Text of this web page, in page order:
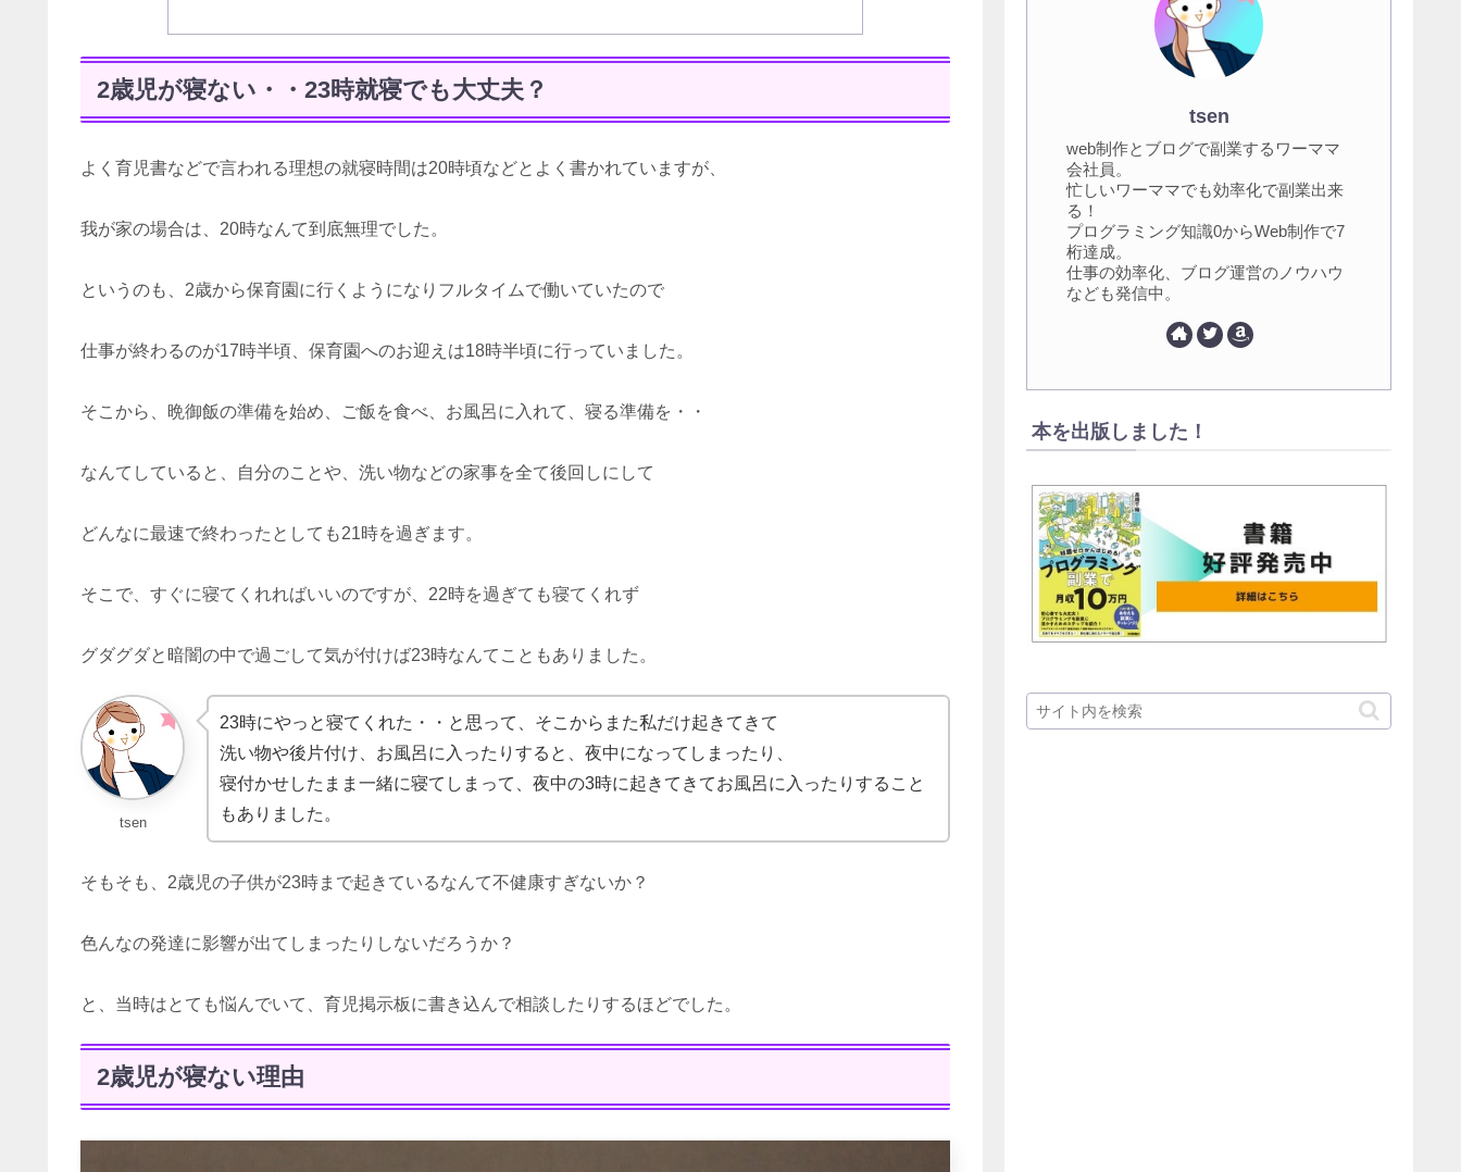
2歳児が寝ない・・23時就寝でも大丈夫？
よく育児書などで言われる理想の就寝時間は20時頃などとよく書かれていますが、
我が家の場合は、20時なんて到底無理でした。
というのも、2歳から保育園に行くようになりフルタイムで働いていたので
仕事が終わるのが17時半頃、保育園へのお迎えは18時半頃に行っていました。
そこから、晩御飯の準備を始め、ご飯を食べ、お風呂に入れて、寝る準備を・・
なんてしていると、自分のことや、洗い物などの家事を全て後回しにして
どんなに最速で終わったとしても21時を過ぎます。
そこで、すぐに寝てくれればいいのですが、22時を過ぎても寝てくれず
グダグダと暗闇の中で過ごして気が付けば23時なんてこともありました。
tsen
23時にやっと寝てくれた・・と思って、そこからまた私だけ起きてきて
洗い物や後片付け、お風呂に入ったりすると、夜中になってしまったり、
寝付かせしたまま一緒に寝てしまって、夜中の3時に起きてきてお風呂に入ったりすること
もありました。
そもそも、2歳児の子供が23時まで起きているなんて不健康すぎないか？
色んなの発達に影響が出てしまったりしないだろうか？
と、当時はとても悩んでいて、育児掲示板に書き込んで相談したりするほどでした。
2歳児が寝ない理由
tsen
web制作とブログで副業するワーママ
会社員。
忙しいワーママでも効率化で副業出来
る！
プログラミング知識0からWeb制作で7
桁達成。
仕事の効率化、ブログ運営のノウハウ
なども発信中。
本を出版しました！